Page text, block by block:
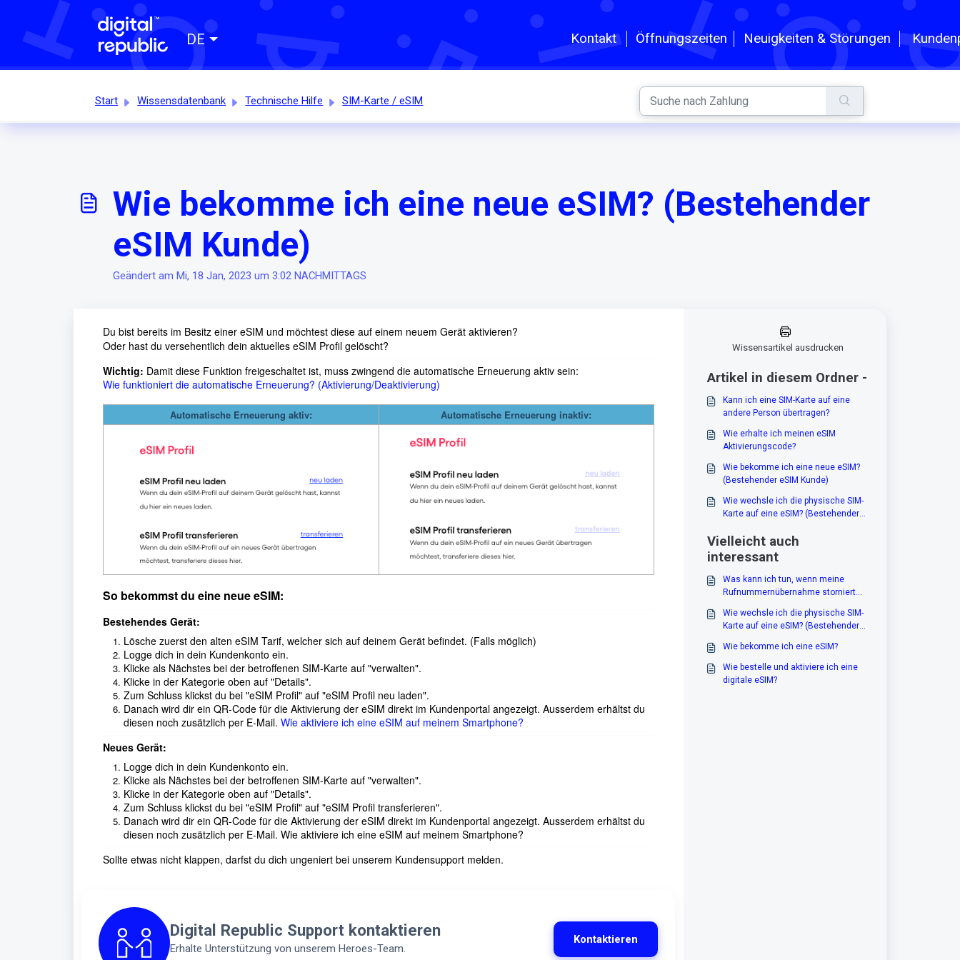
Zum hauptsächlichen Inhalt gehen
Kontakt Öffnungszeiten Neuigkeiten & Störungen
DE
Start Wissensdatenbank Technische Hilfe SIM-Karte / eSIM
Wie bekomme ich eine neue eSIM? (Bestehender
eSIM Kunde)
Geändert am Mi, 18 Jan, 2023 um 3:02 NACHMITTAGS
Du bist bereits im Besitz einer eSIM und möchtest diese auf einem neuem Gerät aktivieren?
Oder hast du versehentlich dein aktuelles eSIM Profil gelöscht?
Wichtig: Damit diese Funktion freigeschaltet ist, muss zwingend die automatische Erneuerung aktiv sein:
Wie funktioniert die automatische Erneuerung? (Aktivierung/Deaktivierung)
Automatische Erneuerung aktiv: Automatische Erneuerung inaktiv:
So bekommst du eine neue eSIM:
Bestehendes Gerät:
Lösche zuerst den alten eSIM Tarif, welcher sich auf deinem Gerät befindet. (Falls möglich)
Logge dich in dein Kundenkonto ein.
Klicke als Nächstes bei der betroffenen SIM-Karte auf "verwalten".
Klicke in der Kategorie oben auf "Details".
Zum Schluss klickst du bei "eSIM Profil" auf "eSIM Profil neu laden".
Danach wird dir ein QR-Code für die Aktivierung der eSIM direkt im Kundenportal angezeigt. Ausserdem erhältst du
diesen noch zusätzlich per E-Mail.Wie aktiviere ich eine eSIM auf meinem Smartphone?
Neues Gerät:
Logge dich in dein Kundenkonto ein.
Klicke als Nächstes bei der betroffenen SIM-Karte auf "verwalten".
Klicke in der Kategorie oben auf "Details".
Zum Schluss klickst du bei "eSIM Profil" auf "eSIM Profil transferieren".
Danach wird dir ein QR-Code für die Aktivierung der eSIM direkt im Kundenportal angezeigt. Ausserdem erhältst du
diesen noch zusätzlich per E-Mail.Wie aktiviere ich eine eSIM auf meinem Smartphone?
Sollte etwas nicht klappen, darfst du dich ungeniert bei unserem Kundensupport melden.
Digital Republic Support kontaktieren
Erhalte Unterstützung von unserem Heroes-Team.
Kontaktieren
Wissensartikel ausdrucken
Artikel in diesem Ordner -
Kann ich eine SIM-Karte auf eine
andere Person übertragen?
Wie erhalte ich meinen eSIM
Aktivierungscode?
Wie bekomme ich eine neue eSIM?
(Bestehender eSIM Kunde)
Wie wechsle ich die physische SIM-
Karte auf eine eSIM? (Bestehender
Vielleicht auch
interessant
Was kann ich tun, wenn meine
Rufnummernübernahme storniert
Wie wechsle ich die physische SIM-
Karte auf eine eSIM? (Bestehender
Wie bekomme ich eine eSIM?
Wie bestelle und aktiviere ich eine
digitale eSIM?